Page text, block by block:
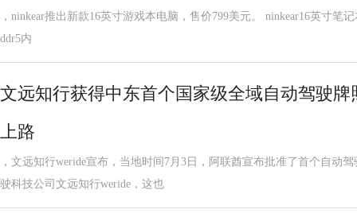
，ninkear推出新款16英寸游戏本电脑，售价799美元。 ninkear16英寸笔
ddr5内
文远知行获得中东首个国家级全域自动驾驶
上路
，文远知行weride宣布，当地时间7月3日，阿联酋宣布批准了首个自动
驶科技公司文远知行weride，这也